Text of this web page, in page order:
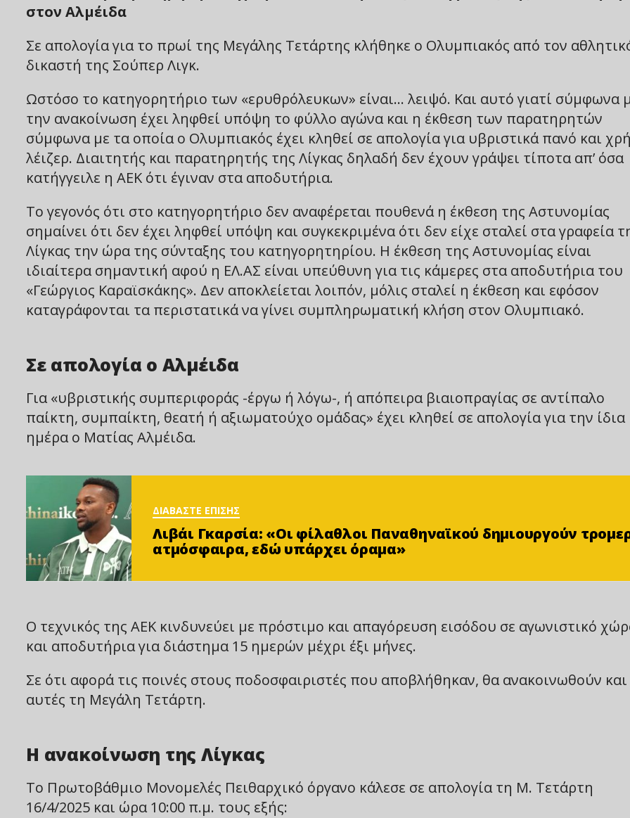
στον Αλμέιδα
Σε απολογία για το πρωί της Μεγάλης Τετάρτης κλήθηκε ο Ολυμπιακός από τον
δικαστή της Σούπερ Λιγκ.
Ωστόσο το κατηγορητήριο των «ερυθρόλευκων» είναι… λειψό. Και αυτό γιατί σύμφωνα
την ανακοίνωση έχει ληφθεί υπόψη το φύλλο αγώνα και η έκθεση των παρατηρητών
σύμφωνα με τα οποία ο Ολυμπιακός έχει κληθεί σε απολογία για υβριστικά πανό και
λέιζερ. Διαιτητής και παρατηρητής της Λίγκας δηλαδή δεν έχουν γράψει τίποτα απ’ όσα
κατήγγειλε η ΑΕΚ ότι έγιναν στα αποδυτήρια.
Το γεγονός ότι στο κατηγορητήριο δεν αναφέρεται πουθενά η έκθεση της Αστυνομίας
σημαίνει ότι δεν έχει ληφθεί υπόψη και συγκεκριμένα ότι δεν είχε σταλεί στα γραφεία
Λίγκας την ώρα της σύνταξης του κατηγορητηρίου. Η έκθεση της Αστυνομίας είναι
ιδιαίτερα σημαντική αφού η ΕΛ.ΑΣ είναι υπεύθυνη για τις κάμερες στα αποδυτήρια του
«Γεώργιος Καραϊσκάκης». Δεν αποκλείεται λοιπόν, μόλις σταλεί η έκθεση και εφόσον
καταγράφονται τα περιστατικά να γίνει συμπληρωματική κλήση στον Ολυμπιακό.
Σε απολογία ο Αλμέιδα
Για «υβριστικής συμπεριφοράς -έργω ή λόγω-, ή απόπειρα βιαιοπραγίας σε αντίπαλο
παίκτη, συμπαίκτη, θεατή ή αξιωματούχο ομάδας» έχει κληθεί σε απολογία για την ίδια
ημέρα ο Ματίας Αλμέιδα.
ΔΙΑΒΑΣΤΕ ΕΠΙΣΗΣ
Λιβάι Γκαρσία: «Οι φίλαθλοι Παναθηναϊκού δημιουργούν
ατμόσφαιρα, εδώ υπάρχει όραμα»
Ο τεχνικός της ΑΕΚ κινδυνεύει με πρόστιμο και απαγόρευση εισόδου σε αγωνιστικό
και αποδυτήρια για διάστημα 15 ημερών μέχρι έξι μήνες.
Σε ότι αφορά τις ποινές στους ποδοσφαιριστές που αποβλήθηκαν, θα ανακοινωθούν και
αυτές τη Μεγάλη Τετάρτη.
Η ανακοίνωση της Λίγκας
Το Πρωτοβάθμιο Μονομελές Πειθαρχικό όργανο κάλεσε σε απολογία τη Μ. Τετάρτη
16/4/2025 και ώρα 10:00 π.μ. τους εξής: